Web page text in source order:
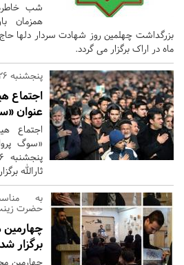
همزمان
ماه در اراک برگزار می گردد.
پنجشنبه ۲۶ دیماه؛
اجتماع
عنوان
اجتماع
«سوگ
ثارالله
به
حضرت
برگزار شد
چهارمین